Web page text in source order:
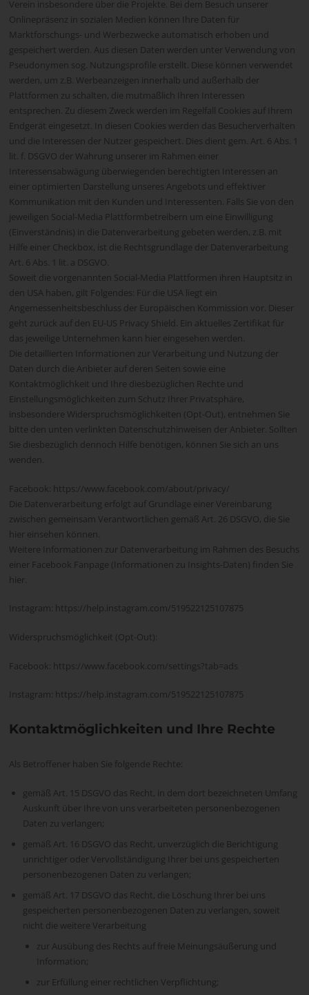
Verein insbesondere über die Projekte. Bei dem Besuch unserer
Onlinepräsenz in sozialen Medien können Ihre Daten für
Marktforschungs- und Werbezwecke automatisch erhoben und
gespeichert werden. Aus diesen Daten werden unter Verwendung von
Pseudonymen sog. Nutzungsprofile erstellt. Diese können verwendet
werden, um z.B. Werbeanzeigen innerhalb und außerhalb der
Plattformen zu schalten, die mutmaßlich Ihren Interessen
entsprechen. Zu diesem Zweck werden im Regelfall Cookies auf Ihrem
Endgerät eingesetzt. In diesen Cookies werden das Besucherverhalten
und die Interessen der Nutzer gespeichert. Dies dient gem. Art. 6 Abs. 1
lit. f. DSGVO der Wahrung unserer im Rahmen einer
Interessensabwägung überwiegenden berechtigten Interessen an
einer optimierten Darstellung unseres Angebots und effektiver
Kommunikation mit den Kunden und Interessenten. Falls Sie von den
jeweiligen Social-Media Plattformbetreibern um eine Einwilligung
(Einverständnis) in die Datenverarbeitung gebeten werden, z.B. mit
Hilfe einer Checkbox, ist die Rechtsgrundlage der Datenverarbeitung
Art. 6 Abs. 1 lit. a DSGVO.
Soweit die vorgenannten Social-Media Plattformen ihren Hauptsitz in
den USA haben, gilt Folgendes: Für die USA liegt ein
Angemessenheitsbeschluss der Europäischen Kommission vor. Dieser
geht zurück auf den EU-US Privacy Shield. Ein aktuelles Zertifikat für
das jeweilige Unternehmen kann hier eingesehen werden.
Die detaillierten Informationen zur Verarbeitung und Nutzung der
Daten durch die Anbieter auf deren Seiten sowie eine
Kontaktmöglichkeit und Ihre diesbezüglichen Rechte und
Einstellungsmöglichkeiten zum Schutz Ihrer Privatsphäre,
insbesondere Widerspruchsmöglichkeiten (Opt-Out), entnehmen Sie
bitte den unten verlinkten Datenschutzhinweisen der Anbieter. Sollten
Sie diesbezüglich dennoch Hilfe benötigen, können Sie sich an uns
wenden.
Facebook: https://www.facebook.com/about/privacy/
Die Datenverarbeitung erfolgt auf Grundlage einer Vereinbarung
zwischen gemeinsam Verantwortlichen gemäß Art. 26 DSGVO, die Sie
hier einsehen können.
Weitere Informationen zur Datenverarbeitung im Rahmen des Besuchs
einer Facebook Fanpage (Informationen zu Insights-Daten) finden Sie
hier.
Instagram: https://help.instagram.com/519522125107875
Widerspruchsmöglichkeit (Opt-Out):
Facebook: https://www.facebook.com/settings?tab=ads
Instagram: https://help.instagram.com/519522125107875
Kontaktmöglichkeiten und Ihre Rechte
Als Betroffener haben Sie folgende Rechte:
gemäß Art. 15 DSGVO das Recht, in dem dort bezeichneten Umfang
Auskunft über Ihre von uns verarbeiteten personenbezogenen
Daten zu verlangen;
gemäß Art. 16 DSGVO das Recht, unverzüglich die Berichtigung
unrichtiger oder Vervollständigung Ihrer bei uns gespeicherten
personenbezogenen Daten zu verlangen;
gemäß Art. 17 DSGVO das Recht, die Löschung Ihrer bei uns
gespeicherten personenbezogenen Daten zu verlangen, soweit
nicht die weitere Verarbeitung
zur Ausübung des Rechts auf freie Meinungsäußerung und
Information;
zur Erfüllung einer rechtlichen Verpflichtung;